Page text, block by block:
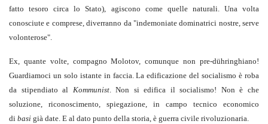
fatto tesoro circa lo Stato), agiscono come quelle naturali. Una volta
conosciute e comprese, diverranno da "indemoniate dominatrici nostre, serve
volonterose".
Ex, quante volte, compagno Molotov, comunque non pre-dühringhiano!
Guardiamoci un solo istante in faccia. La edificazione del socialismo è roba
da stipendiato al Kommunist. Non si edifica il socialismo! Non è che
soluzione, riconoscimento, spiegazione, in campo tecnico economico
di basi già date. E al dato punto della storia, è guerra civile rivoluzionaria.